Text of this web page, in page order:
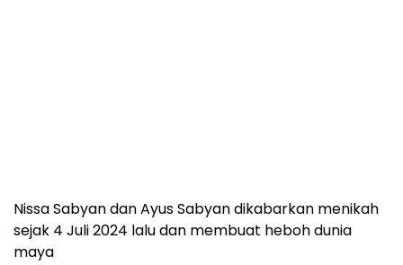
Nissa Sabyan dan Ayus Sabyan dikabarkan menikah
sejak 4 Juli 2024 lalu dan membuat heboh dunia
maya